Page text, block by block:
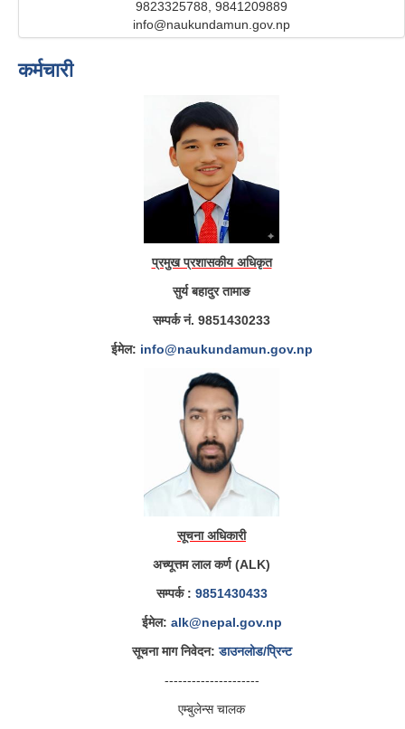
9823325788, 9841209889
info@naukundamun.gov.np
कर्मचारी
प्रमुख प्रशासकीय अधिकृत
सुर्य बहादुर तामाङ
सम्पर्क नं. 9851430233
ईमेल: info@naukundamun.gov.np
सूचना अधिकारी
अच्यूत्तम लाल कर्ण (ALK)
सम्पर्क : 9851430433
ईमेल: alk@nepal.gov.np
सूचना माग निवेदन:डाउनलोड/प्रिन्ट
---------------------
एम्बुलेन्स चालक